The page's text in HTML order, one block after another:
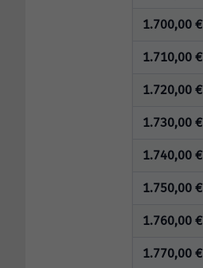
1.700,00 €
1.710,00 €
1.720,00 €
1.730,00 €
1.740,00 €
1.750,00 €
1.760,00 €
1.770,00 €